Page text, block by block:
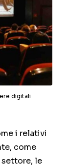
digitali
i relativi
come
le